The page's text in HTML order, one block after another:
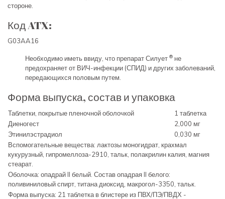
стороне.
Код ATX:
G03AA16
Необходимо иметь ввиду, что препарат Силует ® не
предохраняет от ВИЧ-инфекции (СПИД) и других заболеваний,
передающихся половым путем.
Форма выпуска, состав и упаковка
Таблетки, покрытые пленочной оболочкой
1 таблетка
Диеногест
2,000 мг
Этинилэстрадиол
0,030 мг
Вспомогательные вещества: лактозы моногидрат, крахмал
кукурузный, гипромеллоза-2910, тальк, полакрилин калия, магния
стеарат.
Оболочка: опадрай II белый. Состав опадрая II белого:
поливиниловый спирт, титана диоксид, макрогол-3350, тальк.
Форма выпуска: 21 таблетка в блистере из ПВХ/ПЭ/ПВДХ -